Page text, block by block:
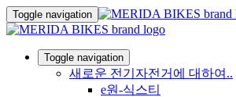
Toggle navigation
Toggle navigation
새로운 전기자전거에 대하여..
e원-식스티